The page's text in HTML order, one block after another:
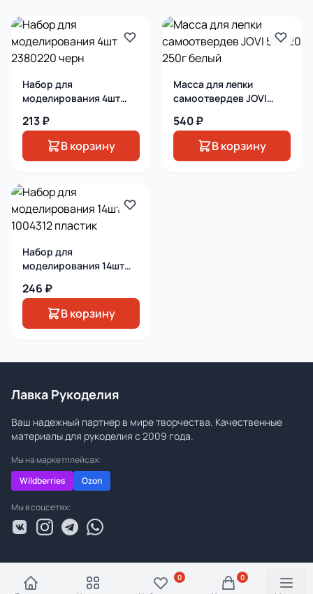
Набор для
моделирования 4шт
213 ₽
В корзину
Масса для лепки
самоотвердев JOVI
540 ₽
В корзину
Набор для
моделирования 14шт
246 ₽
В корзину
Лавка Рукоделия
Ваш надежный партнер в мире творчества. Качественные
материалы для рукоделия с 2009 года.
Мы на маркетплейсах:
Wildberries
Ozon
Мы в соцсетях:
0 0